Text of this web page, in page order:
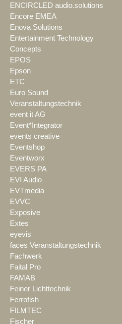
ENCIRCLED audio.solutions
Encore EMEA
Enova Solutions
Entertainment Technology
Concepts
EPOS
Epson
ETC
Euro Sound
Veranstaltungstechnik
event it AG
Event*Integrator
events creative
Eventshop
Eventworx
EVERS PA
EVI Audio
EVTmedia
EVVC
Exposive
Extes
eyevis
faces Veranstaltungstechnik
Fachwerk
Faital Pro
FAMAB
Feiner Lichttechnik
Ferrofish
FILMTEC
Fischer